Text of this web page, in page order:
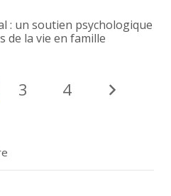
: un soutien psychologique
de la vie en famille
3 4